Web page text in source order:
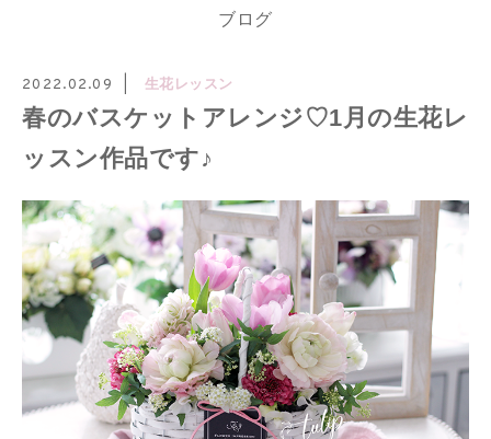
ブログ
2022.02.09 生花レッスン
春のバスケットアレンジ♡1月の生花レ
ッスン作品です♪